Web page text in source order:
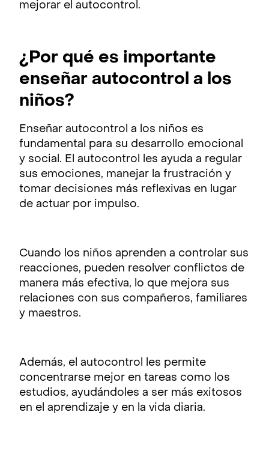
mejorar el autocontrol.
¿Por qué es importante
enseñar autocontrol a los
niños?
Enseñar autocontrol a los niños es
fundamental para su desarrollo emocional
y social. El autocontrol les ayuda a regular
sus emociones, manejar la frustración y
tomar decisiones más reflexivas en lugar
de actuar por impulso.
Cuando los niños aprenden a controlar sus
reacciones, pueden resolver conflictos de
manera más efectiva, lo que mejora sus
relaciones con sus compañeros, familiares
y maestros.
Además, el autocontrol les permite
concentrarse mejor en tareas como los
estudios, ayudándoles a ser más exitosos
en el aprendizaje y en la vida diaria.